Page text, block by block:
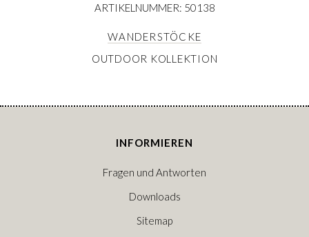
ARTIKELNUMMER: 50138
WANDERSTÖCKE
OUTDOOR KOLLEKTION
INFORMIEREN
Fragen und Antworten
Downloads
Sitemap